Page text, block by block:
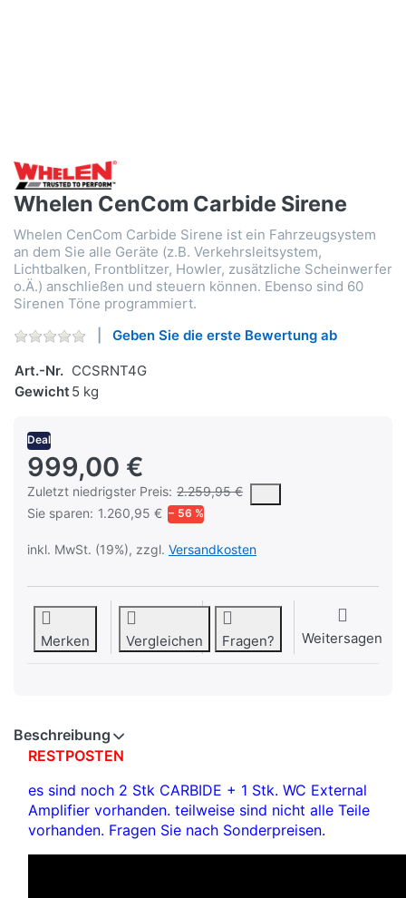
Whelen CenCom Carbide Sirene
Whelen CenCom Carbide Sirene ist ein Fahrzeugsystem
an dem Sie alle Geräte (z.B. Verkehrsleitsystem,
Lichtbalken, Frontblitzer, Howler, zusätzliche Scheinwerfer
o.Ä.) anschließen und steuern können. Ebenso sind 60
Sirenen Töne programmiert.
Geben Sie die erste Bewertung ab
Art.-Nr. CCSRNT4G
Gewicht 5 kg
Deal
999,00 €
Zuletzt niedrigster Preis: 2.259,95 €
Es handelt sich um den niedrigsten Preis des Produktes in
Sie sparen: 1.260,95 € − 56 %
inkl. MwSt. (19%), zzgl. Versandkosten
Merken Vergleichen Fragen? Weitersagen
Beschreibung
RESTPOSTEN
es sind noch 2 Stk CARBIDE + 1 Stk. WC External
Amplifier vorhanden. teilweise sind nicht alle Teile
vorhanden. Fragen Sie nach Sonderpreisen.